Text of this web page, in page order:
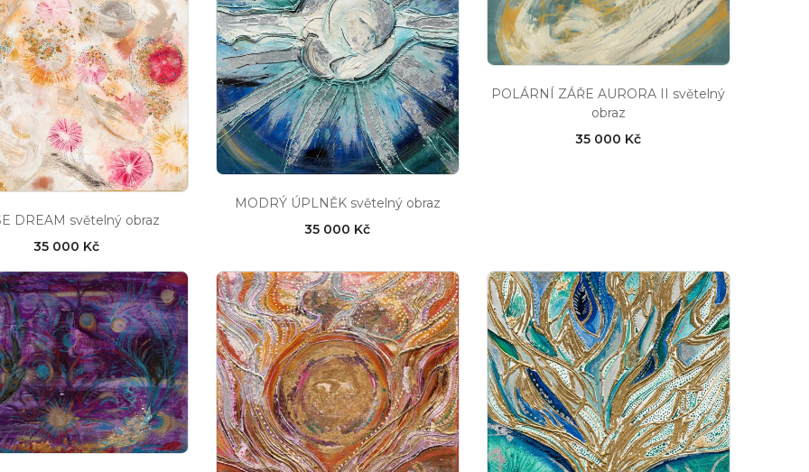
DREAM světelný obraz
35 000 Kč
MODRÝ ÚPLNĚK světelný obraz
35 000 Kč
POLÁRNÍ ZÁŘE AURORA II světelný
obraz
35 000 Kč